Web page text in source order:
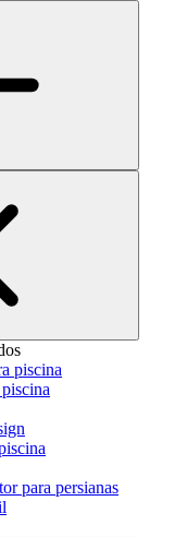
piscina
para persianas